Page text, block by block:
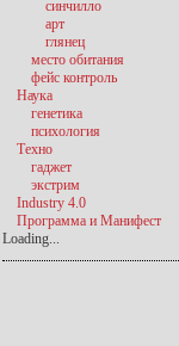
синчилло
арт
глянец
место обитания
фейс контроль
Наука
генетика
психология
Техно
гаджет
экстрим
Industry 4.0
Программа и Манифест
Loading...